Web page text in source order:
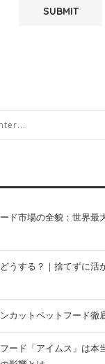
ド市場の全貌：世界最
うする？｜捨てずに活
カットペットフード徹
ード「アイムス」は